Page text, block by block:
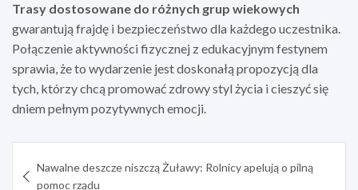
Trasy dostosowane do różnych grup wiekowych
gwarantują frajdę i bezpieczeństwo dla każdego uczestnika.
Połączenie aktywności fizycznej z edukacyjnym festynem
sprawia, że to wydarzenie jest doskonałą propozycją dla
tych, którzy chcą promować zdrowy styl życia i cieszyć się
dniem pełnym pozytywnych emocji.
wpisu
Nawalne deszcze niszczą Żuławy: Rolnicy apelują o pilną
pomoc rządu